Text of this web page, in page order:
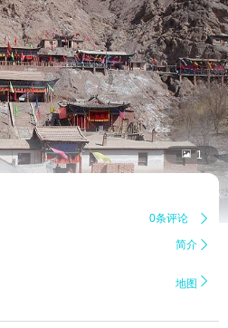
 1
0条评论 
简介 
地图 